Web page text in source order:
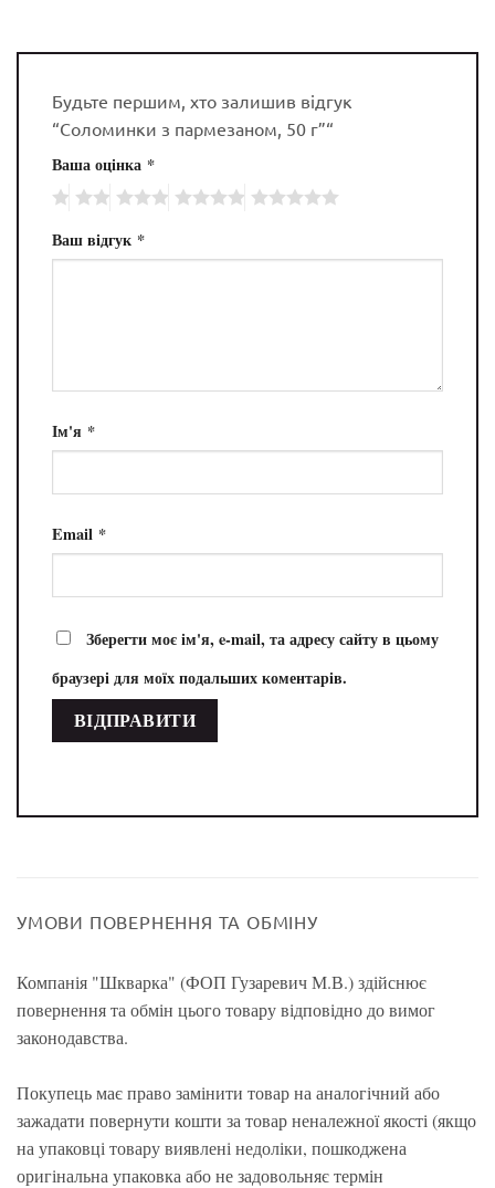
Будьте першим, хто залишив відгук
“Соломинки з пармезаном, 50 г”“
Ваша оцінка *
Ваш відгук *
Ім'я *
Email *
Зберегти моє ім'я, e-mail, та адресу сайту в цьому
браузері для моїх подальших коментарів.
УМОВИ ПОВЕРНЕННЯ ТА ОБМІНУ
Компанія "Шкварка" (ФОП Гузаревич М.В.) здійснює
повернення та обмін цього товару відповідно до вимог
законодавства.
Покупець має право замінити товар на аналогічний або
зажадати повернути кошти за товар неналежної якості (якщо
на упаковці товару виявлені недоліки, пошкоджена
оригінальна упаковка або не задовольняє термін